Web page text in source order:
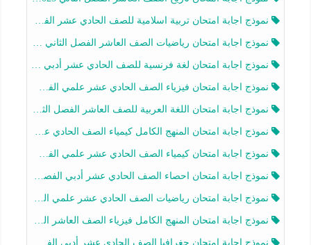
نموذج اجابة امتحان تربية اسلامية للصف الحادي عشر الفصل الثاني 2025-2026
نموذج اجابة امتحان رياضيات الصف العاشر الفصل الثاني 2025-2026
نموذج اجابة امتحان لغة فرنسية للصف الحادي عشر أدبي الفصل الثاني 2025-2026
نموذج اجابة امتحان فيزياء الصف الحادي عشر علمي الفصل الثاني 2025-2026
نموذج اجابة امتحان اللغة العربية للصف العاشر الفصل الثاني 2025-2026
نموذج اجابة امتحان المنهج الكامل كيمياء الصف الحادي عشر علمي الفصل الثاني 2025-2026
نموذج اجابة امتحان كيمياء الصف الحادي عشر علمي الفصل الثاني 2025-2026
نموذج اجابة امتحان احصاء الصف الحادي عشر أدبي الفصل الثاني 2025-2026
نموذج اجابة امتحان رياضيات الصف الحادي عشر علمي الفصل الثاني 2025-2026
نموذج اجابة امتحان المنهج الكامل فيزياء الصف العاشر الفصل الثاني 2025-2026
نموذج اجابة امتحان جغرافيا الصف الحادي عشر أدبي الفصل الثاني 2025-2026